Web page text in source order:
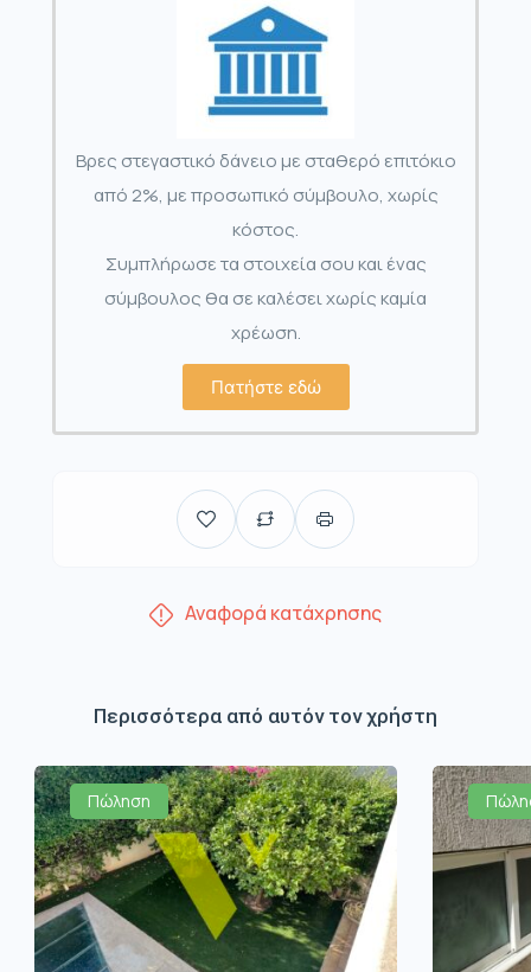
Βρες στεγαστικό δάνειο με σταθερό επιτόκιο
από 2%, με προσωπικό σύμβουλο, χωρίς
κόστος.
Συμπλήρωσε τα στοιχεία σου και ένας
σύμβουλος θα σε καλέσει χωρίς καμία
χρέωση.
Πατήστε εδώ
Αναφορά κατάχρησης
Περισσότερα από αυτόν τον χρήστη
Πώληση